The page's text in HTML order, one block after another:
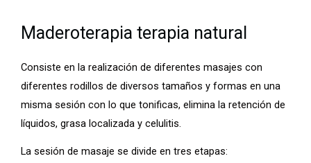
Maderoterapia terapia natural
Consiste en la realización de diferentes masajes con
diferentes rodillos de diversos tamaños y formas en una
misma sesión con lo que tonificas, elimina la retención de
líquidos, grasa localizada y celulitis.
La sesión de masaje se divide en tres etapas: